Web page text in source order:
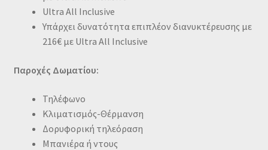
Ultra All Inclusive
Υπάρχει δυνατότητα επιπλέον διανυκτέρευσης με
216€ με Ultra All Inclusive
Παροχές Δωματίου:
Τηλέφωνο
Κλιματισμός-Θέρμανση
Δορυφορική τηλεόραση
Μπανιέρα ή ντους